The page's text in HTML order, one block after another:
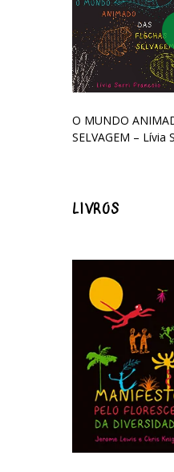
O MUNDO
SELVAGEM – Lívia
LIVROS